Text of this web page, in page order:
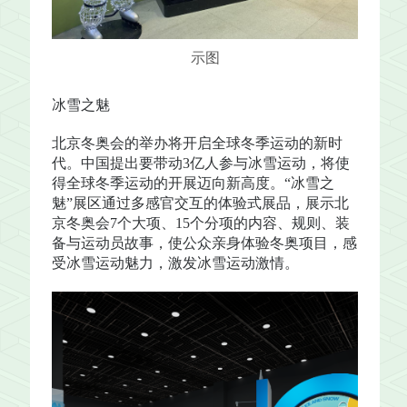
示图
冰雪之魅
北京冬奥会的举办将开启全球冬季运动的新时
代。中国提出要带动3亿人参与冰雪运动，将使
得全球冬季运动的开展迈向新高度。“冰雪之
魅”展区通过多感官交互的体验式展品，展示北
京冬奥会7个大项、15个分项的内容、规则、装
备与运动员故事，使公众亲身体验冬奥项目，感
受冰雪运动魅力，激发冰雪运动激情。